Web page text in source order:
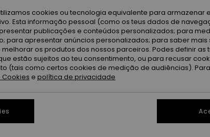
Cor
cookies ou tecnologia equivalente para armazenar
Esta informação pessoal (como os teus dados de
publicações e conteúdos personalizados; para
para apresentar anúncios personalizados; para saber mais
os produtos dos nossos parceiros. Podes definir as
estão sujeitos ao teu consentimento, ou para recusar
(tais como certos cookies de medição de audiências).
e política de privacidade